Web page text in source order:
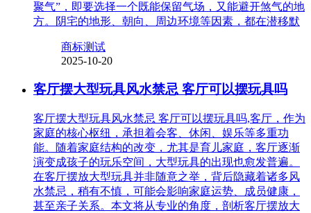
聚气”，即要选择一个既能保留气场，又能避开煞气的地
方。阴宅的地形、朝向、周边环境等因素，都在潜移默
商标测试
2025-10-20
客厅摆大型玩具风水禁忌 客厅可以摆玩具吗
客厅摆大型玩具风水禁忌 客厅可以摆玩具吗,客厅，作为
家庭的核心枢纽，承担着会客、休闲、娱乐等多重功
能。随着家庭结构的改变，尤其是育儿家庭，客厅逐渐
演变成孩子的玩乐空间，大型玩具的出现也愈发普遍。
在客厅摆放大型玩具并非随意之举，背后隐藏着诸多风
水禁忌，稍有不慎，可能会影响家庭运势、成员健康，
甚至亲子关系。本文将从专业的角度，剖析客厅摆放大